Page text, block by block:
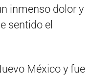
inmenso dolor y
sentido el
México y fue